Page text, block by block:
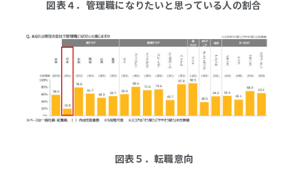
図表４．管理職になりたいと思っている人の割合
図表５．転職意向